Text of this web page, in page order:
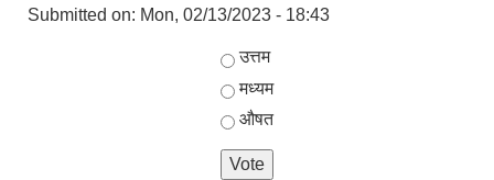
Submitted on: Mon, 02/13/2023 - 18:43
Choices
उत्तम
मध्यम
औषत